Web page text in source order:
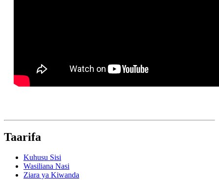
Taarifa
Kuhusu Sisi
Wasiliana Nasi
Ziara ya Kiwanda